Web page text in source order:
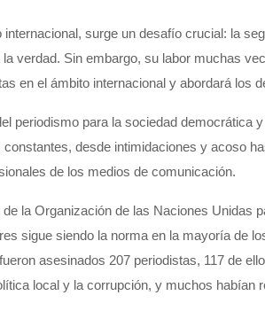
surge un desafío crucial: la
verdad. Sin embargo, su labor muchas
en el ámbito internacional y abordará
periodismo para la sociedad democrática
desde intimidaciones y acoso
de los medios de comunicación.
la Organización de las Naciones
sigue siendo la norma en la mayoría de
asesinados 207 periodistas, 117 de
local y la corrupción, y muchos habían